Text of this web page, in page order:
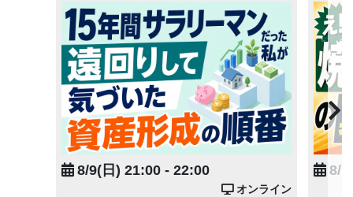
8/9(日) 21:00 - 22:00
オンライン
8/